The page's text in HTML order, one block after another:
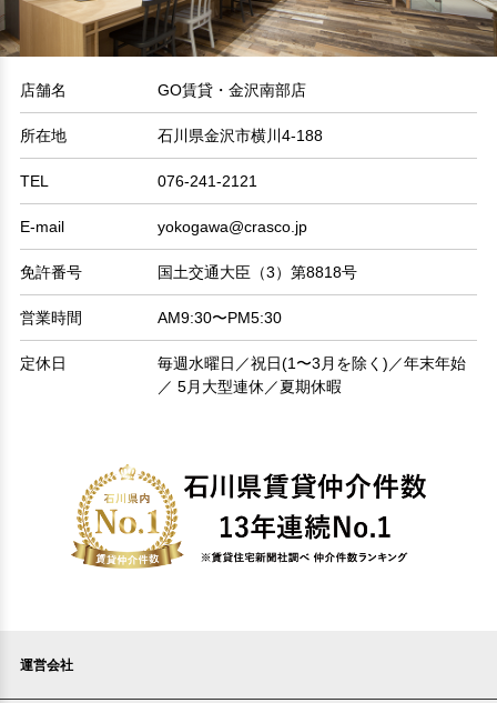
店舗名 GO賃貸・金沢南部店
所在地 石川県金沢市横川4-188
TEL 076-241-2121
E-mail yokogawa@crasco.jp
免許番号 国土交通大臣（3）第8818号
営業時間 AM9:30〜PM5:30
定休日
毎週水曜日／祝日(1〜3月を除く)／年末年始
／ 5月大型連休／夏期休暇
運営会社